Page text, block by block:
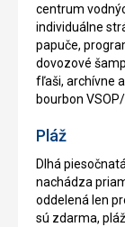
centrum
individuálne
papuče,
dovozové
fľaši, archívne
bourbon
Pláž
Dlhá
nachádza
oddelená len
sú zdarma,